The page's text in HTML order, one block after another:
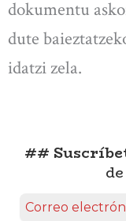
dokumentu
dute
idatzi zela.
##